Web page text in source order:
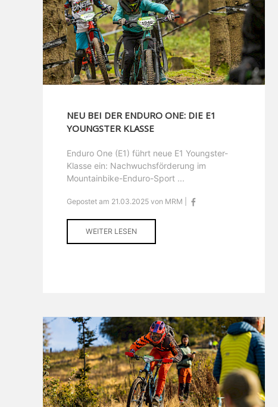
NEU BEI DER ENDURO ONE: DIE E1
YOUNGSTER KLASSE
Enduro One (E1) führt neue E1 Youngster-
Klasse ein: Nachwuchsförderung im
Mountainbike-Enduro-Sport ...
Gepostet am 21.03.2025 von MRM |
WEITER LESEN